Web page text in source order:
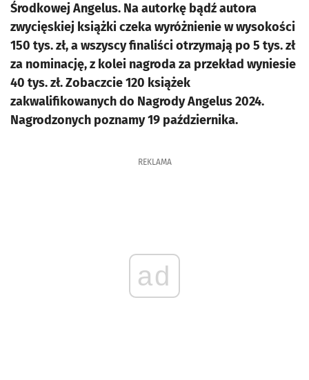
Środkowej Angelus. Na autorkę bądź autora
zwycięskiej książki czeka wyróżnienie w wysokości
150 tys. zł, a wszyscy finaliści otrzymają po 5 tys. zł
za nominację, z kolei nagroda za przekład wyniesie
40 tys. zł. Zobaczcie 120 książek
zakwalifikowanych do Nagrody Angelus 2024.
Nagrodzonych poznamy 19 października.
REKLAMA
ad